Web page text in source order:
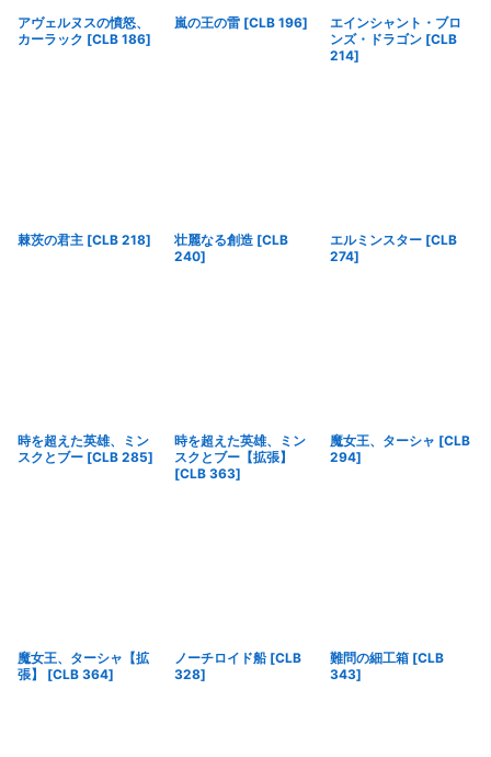
アヴェルヌスの憤怒、
カーラック [CLB 186]
嵐の王の雷 [CLB 196]
エインシャント・ブロ
ンズ・ドラゴン [CLB
214]
棘茨の君主 [CLB 218] 壮麗なる創造 [CLB
240]
エルミンスター [CLB
274]
時を超えた英雄、ミン
スクとブー [CLB 285]
時を超えた英雄、ミン
スクとブー【拡張】
[CLB 363]
魔女王、ターシャ [CLB
294]
魔女王、ターシャ【拡
張】
[CLB 364]
ノーチロイド船 [CLB
328]
難問の細工箱 [CLB
343]